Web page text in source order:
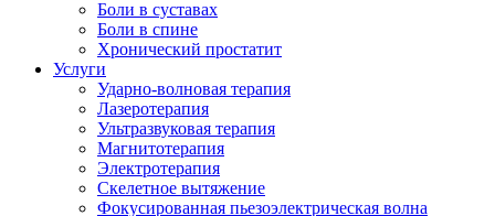
Боли в суставах
Боли в спине
Хронический простатит
Услуги
Ударно-волновая терапия
Лазеротерапия
Ультразвуковая терапия
Магнитотерапия
Электротерапия
Скелетное вытяжение
Фокусированная пьезоэлектрическая волна